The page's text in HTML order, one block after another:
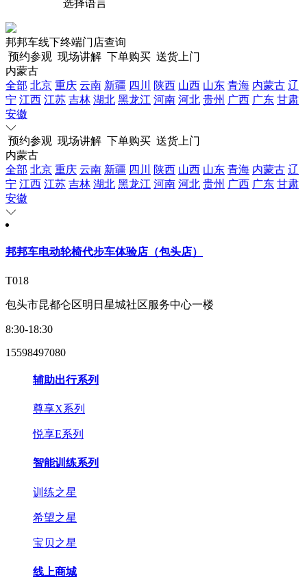
选择语言
邦邦车线下终端门店查询
预约参观 现场讲解 下单购买 送货上门
内蒙古
全部 北京 重庆 云南 新疆 四川 陕西 山西 山东 青海 内蒙古 辽
宁 江西 江苏 吉林 湖北 黑龙江 河南 河北 贵州 广西 广东 甘肃
安徽
预约参观 现场讲解 下单购买 送货上门
内蒙古
全部 北京 重庆 云南 新疆 四川 陕西 山西 山东 青海 内蒙古 辽
宁 江西 江苏 吉林 湖北 黑龙江 河南 河北 贵州 广西 广东 甘肃
安徽
邦邦车电动轮椅代步车体验店（包头店）
T018
包头市昆都仑区明日星城社区服务中心一楼
8:30-18:30
15598497080
辅助出行系列
尊享X系列
悦享E系列
智能训练系列
训练之星
希望之星
宝贝之星
线上商城